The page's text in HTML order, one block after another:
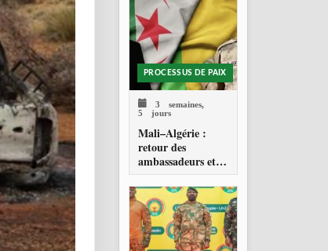
PROCESSUS DE PAIX
3 semaines,
5 jours
Mali–Algérie :
retour des
ambassadeurs et
réouverture des
espaces aériens